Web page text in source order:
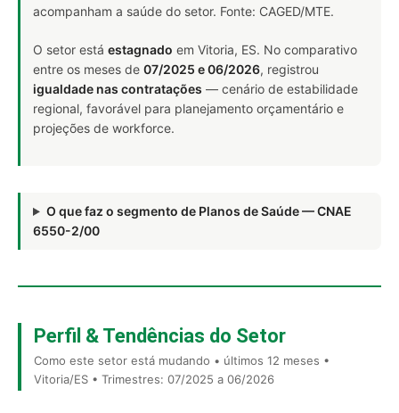
acompanham a saúde do setor. Fonte: CAGED/MTE.
O setor está estagnado em Vitoria, ES. No comparativo
entre os meses de 07/2025 e 06/2026, registrou
igualdade nas contratações — cenário de estabilidade
regional, favorável para planejamento orçamentário e
projeções de workforce.
O que faz o segmento de Planos de Saúde — CNAE
6550-2/00
Perfil & Tendências do Setor
Como este setor está mudando • últimos 12 meses •
Vitoria/ES • Trimestres: 07/2025 a 06/2026